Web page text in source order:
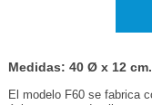
Medidas: 40 Ø x 12 cm.
El modelo F60 se fabrica